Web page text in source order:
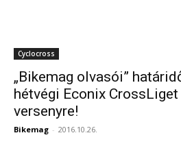
Cyclocross
„Bikemag olvasói”
hétvégi Econix
versenyre!
Bikemag - 2016.10.26.